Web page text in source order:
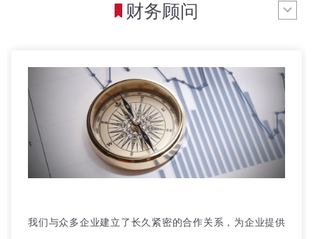
财务顾问
我们与众多企业建立了长久紧密的合作关系，为企业提供